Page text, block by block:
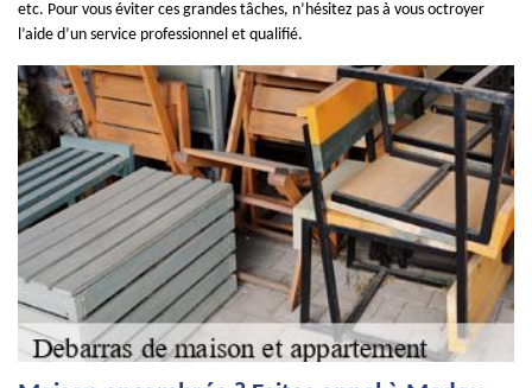
etc. Pour vous éviter ces grandes tâches, n’hésitez pas à vous octroyer
l’aide d’un service professionnel et qualifié.